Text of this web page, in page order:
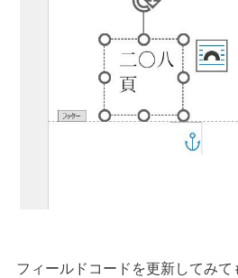
フィールドコードを更新してみて